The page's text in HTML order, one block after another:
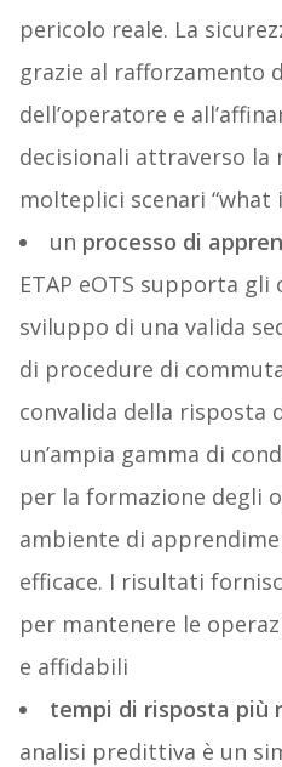
pericolo reale. La
grazie al rafforzamento
dell’operatore e
decisionali attraverso la
molteplici scenari “what
un processo di
ETAP eOTS supporta
sviluppo di una valida
di procedure di
convalida della risposta
un’ampia gamma di
per la formazione degli
ambiente di
efficace. I risultati
per mantenere le
e affidabili
tempi di risposta più
analisi predittiva è un